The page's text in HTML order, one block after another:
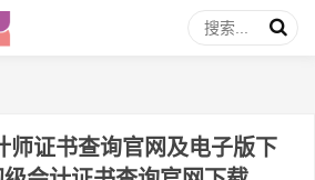
师证书查询官网及电子版下